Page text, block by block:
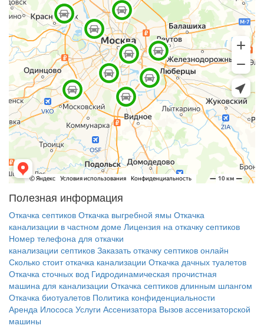
Полезная информация
Откачка септиков Откачка выгребной ямы Откачка
канализации в частном доме Лицензия на откачку септиков
Номер телефона для откачки
канализации септиков Заказать откачку септиков онлайн
Сколько стоит откачка канализации Откачка дачных туалетов
Откачка сточных вод Гидродинамическая прочистная
машина для канализации Откачка септиков длинным шлангом
Откачка биотуалетов Политика конфиденциальности
Аренда Илососа Услуги Ассенизатора Вызов ассенизаторской
машины